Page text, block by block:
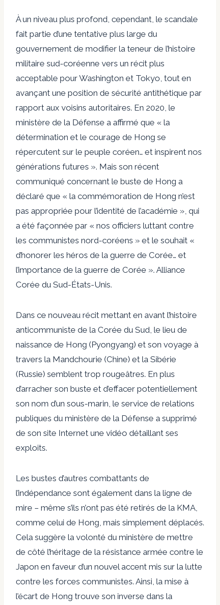
À un niveau plus profond, cependant, le scandale
fait partie d’une tentative plus large du
gouvernement de modifier la teneur de l’histoire
militaire sud-coréenne vers un récit plus
acceptable pour Washington et Tokyo, tout en
avançant une position de sécurité antithétique par
rapport aux voisins autoritaires. En 2020, le
ministère de la Défense a affirmé que « la
détermination et le courage de Hong se
répercutent sur le peuple coréen… et inspirent nos
générations futures ». Mais son récent
communiqué concernant le buste de Hong a
déclaré que « la commémoration de Hong n’est
pas appropriée pour l’identité de l’académie », qui
a été façonnée par « nos officiers luttant contre
les communistes nord-coréens » et le souhait «
d’honorer les héros de la guerre de Corée… et
l’importance de la guerre de Corée ». Alliance
Corée du Sud-États-Unis.
Dans ce nouveau récit mettant en avant l’histoire
anticommuniste de la Corée du Sud, le lieu de
naissance de Hong (Pyongyang) et son voyage à
travers la Mandchourie (Chine) et la Sibérie
(Russie) semblent trop rougeâtres. En plus
d’arracher son buste et d’effacer potentiellement
son nom d’un sous-marin, le service de relations
publiques du ministère de la Défense a supprimé
de son site Internet une vidéo détaillant ses
exploits.
Les bustes d’autres combattants de
l’indépendance sont également dans la ligne de
mire – même s’ils n’ont pas été retirés de la KMA,
comme celui de Hong, mais simplement déplacés.
Cela suggère la volonté du ministère de mettre
de côté l’héritage de la résistance armée contre le
Japon en faveur d’un nouvel accent mis sur la lutte
contre les forces communistes. Ainsi, la mise à
l’écart de Hong trouve son inverse dans la